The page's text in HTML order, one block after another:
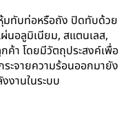
มทับท่อหรือถัง ปิดทับด้วย
นอลูมิเนียม, สแตนเลส,
ค้า โดยมีวัตถุประสงค์เพื่อ
ะจายความร้อนออกมายัง
านในระบบ